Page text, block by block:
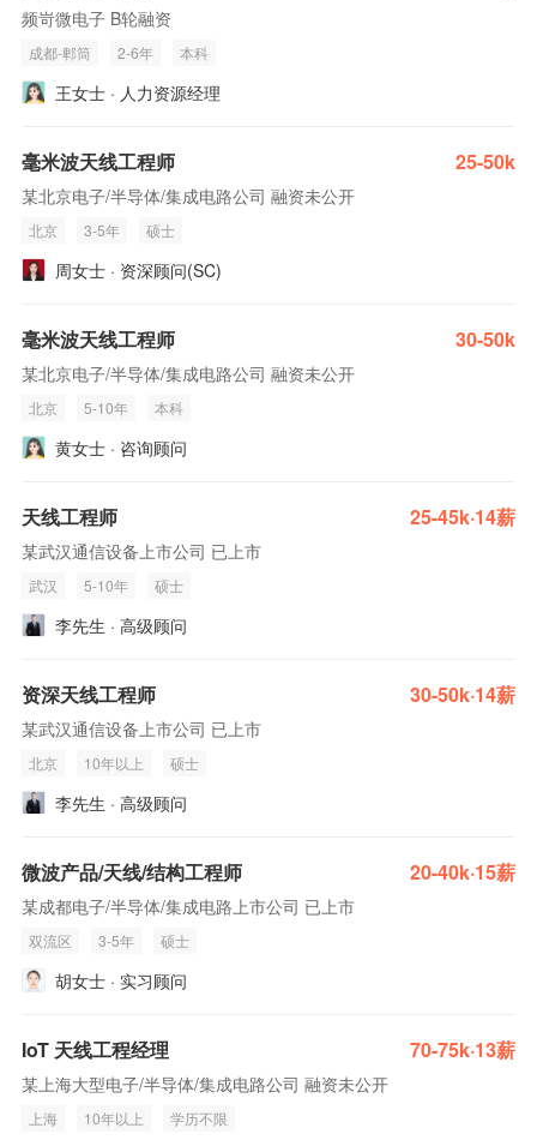
频岢微电子 B轮融资
成都-郫筒 2-6年 本科
王女士 · 人力资源经理
毫米波天线工程师 25-50k
某北京电子/半导体/集成电路公司 融资未公开
北京 3-5年 硕士
周女士 · 资深顾问(SC)
毫米波天线工程师 30-50k
某北京电子/半导体/集成电路公司 融资未公开
北京 5-10年 本科
黄女士 · 咨询顾问
天线工程师 25-45k·14薪
某武汉通信设备上市公司 已上市
武汉 5-10年 硕士
李先生 · 高级顾问
资深天线工程师 30-50k·14薪
某武汉通信设备上市公司 已上市
北京 10年以上 硕士
李先生 · 高级顾问
微波产品/天线/结构工程师 20-40k·15薪
某成都电子/半导体/集成电路上市公司 已上市
双流区 3-5年 硕士
胡女士 · 实习顾问
IoT 天线工程经理 70-75k·13薪
某上海大型电子/半导体/集成电路公司 融资未公开
上海 10年以上 学历不限